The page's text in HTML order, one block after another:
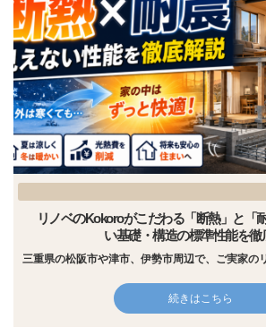
リノベのKokoroがこだわる「断熱」と「
い基礎・構造の標準性能を徹
三重県の松阪市や津市、伊勢市周辺で、ご実家の
続きはこちら